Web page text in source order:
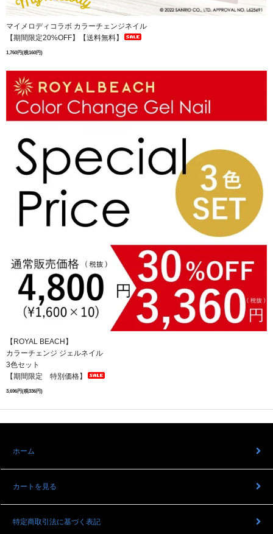
マイメロディコラボ カラーチェンジネイル
【期間限定20%OFF】【送料無料】
1,760円(税160円)
【ROYAL BEACH】
カラーチェンジ ジェルネイル
3色セット
【期間限定 特別価格】
3,696円(税336円)
ホーム
カートを見る
特定商取引法に基づく表記